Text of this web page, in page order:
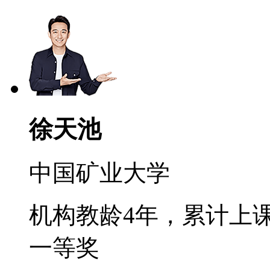
徐天池
中国矿业大学
机构教龄4年，累计上
一等奖